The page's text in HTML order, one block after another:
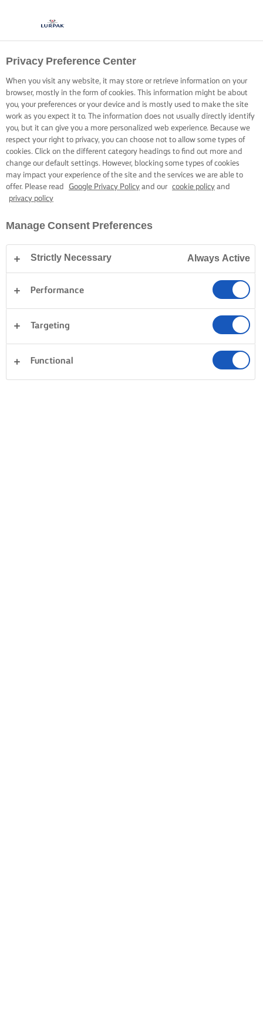
Privacy Preference Center
When you visit any website, it may store or retrieve information on your
browser, mostly in the form of cookies. This information might be about
you, your preferences or your device and is mostly used to make the site
work as you expect it to. The information does not usually directly identify
you, but it can give you a more personalized web experience. Because we
respect your right to privacy, you can choose not to allow some types of
cookies. Click on the different category headings to find out more and
change our default settings. However, blocking some types of cookies
may impact your experience of the site and the services we are able to
offer. Please read
Google Privacy Policy and our cookie policy and
privacy policy
Manage Consent Preferences
Strictly Necessary Always Active
Performance
Targeting
Functional